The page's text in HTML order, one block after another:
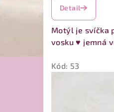
Detail
Motýl je svíčka
vosku ♥ jemná
Kód: 53